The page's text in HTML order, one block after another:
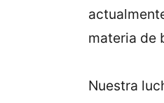
materia de
Nuestra